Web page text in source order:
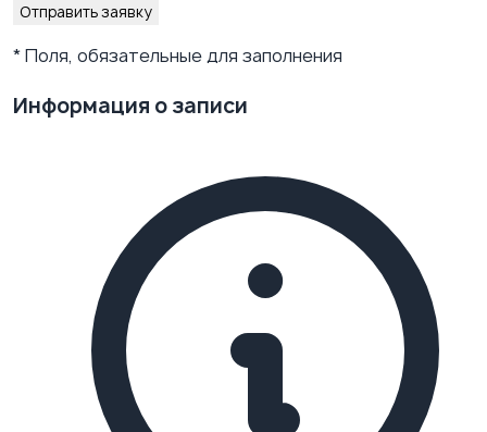
Отправить заявку
* Поля, обязательные для заполнения
Информация о записи